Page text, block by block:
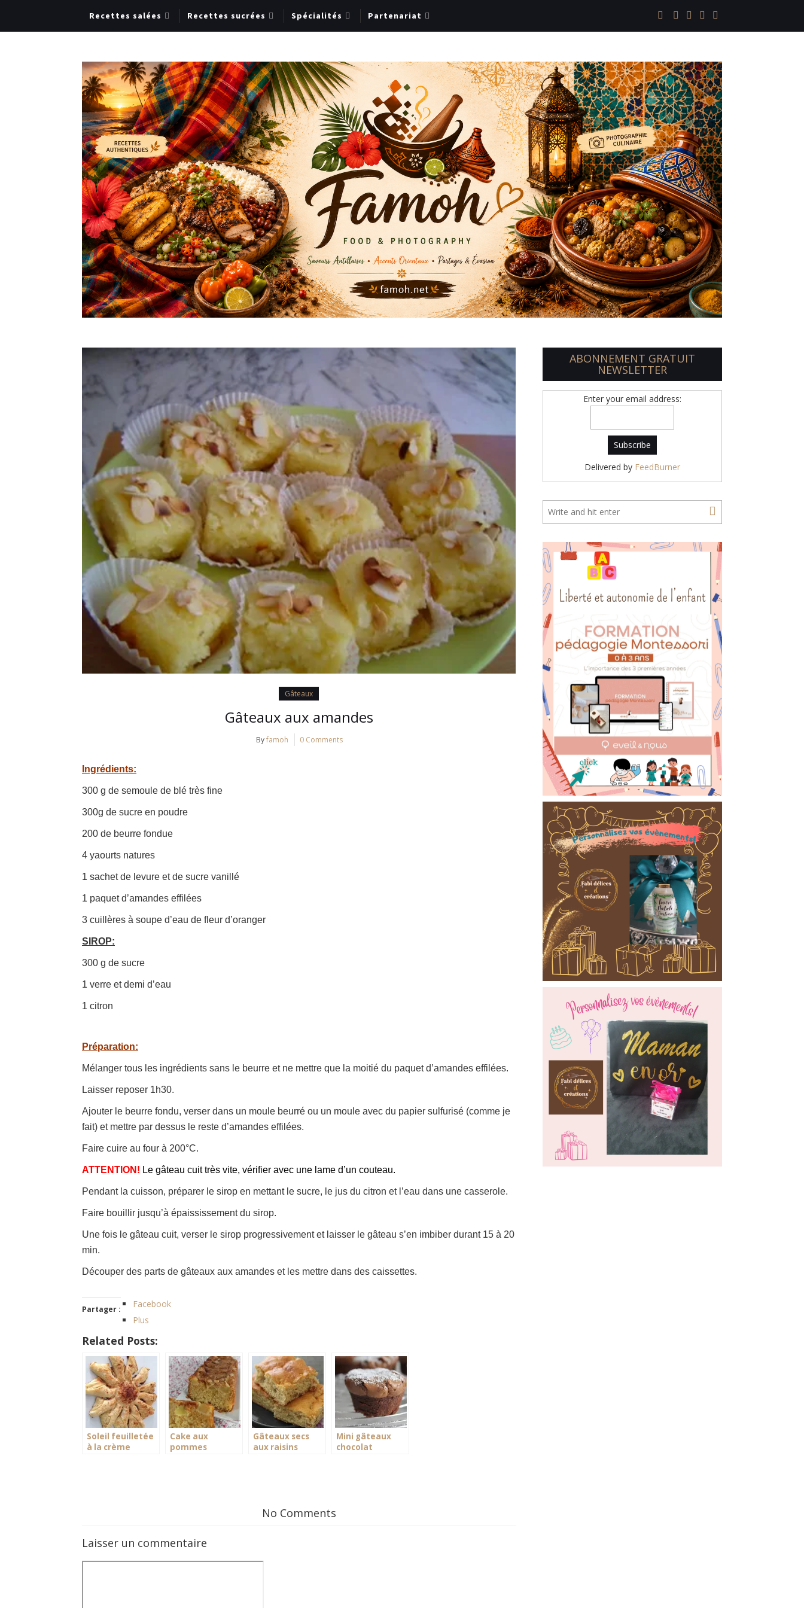
Recettes salées Recettes sucrées Spécialités Partenariat
Gâteaux
Gâteaux aux amandes
Byfamoh 0 Comments
Ingrédients:
300 g de semoule de blé très fine
300g de sucre en poudre
200 de beurre fondue
4 yaourts natures
1 sachet de levure et de sucre vanillé
1 paquet d’amandes effilées
3 cuillères à soupe d’eau de fleur d’oranger
SIROP:
300 g de sucre
1 verre et demi d’eau
1 citron
Préparation:
Mélanger tous les ingrédients sans le beurre et ne mettre que la moitié du paquet d’amandes effilées.
Laisser reposer 1h30.
Ajouter le beurre fondu, verser dans un moule beurré ou un moule avec du papier sulfurisé (comme je
fait) et mettre par dessus le reste d’amandes effilées.
Faire cuire au four à 200°C.
ATTENTION! Le gâteau cuit très vite, vérifier avec une lame d’un couteau.
Pendant la cuisson, préparer le sirop en mettant le sucre, le jus du citron et l’eau dans une casserole.
Faire bouillir jusqu’à épaississement du sirop.
Une fois le gâteau cuit, verser le sirop progressivement et laisser le gâteau s’en imbiber durant 15 à 20
min.
Découper des parts de gâteaux aux amandes et les mettre dans des caissettes.
Partager :
Facebook
Plus
Related Posts:
Soleil feuilletée
à la crème
Cake aux
pommes
Gâteaux secs
aux raisins
Mini gâteaux
chocolat
No Comments
Laisser un commentaire
ABONNEMENT GRATUIT
NEWSLETTER
Enter your email address:
Delivered by FeedBurner